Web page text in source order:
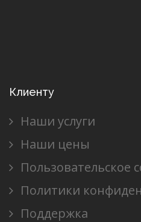
Клиенту
Наши услуги
Наши цены
Пользовательское
Политики
Поддержка